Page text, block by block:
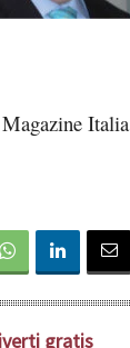
Italia
gratis